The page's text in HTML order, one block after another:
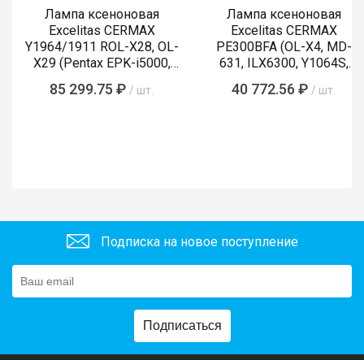
Лампа ксеноновая
Excelitas CERMAX
Y1964/1911 ROL-X28, OL-
X29 (Pentax EPK-i5000,
85 299.75 ₽ / шт.
Лампа ксеноновая
Excelitas CERMAX
PE300BFA (OL-X4, MD-
631, ILX6300, Y1064S,
40 772.56 ₽ / шт.
Подписка на новое поступление
Подписаться